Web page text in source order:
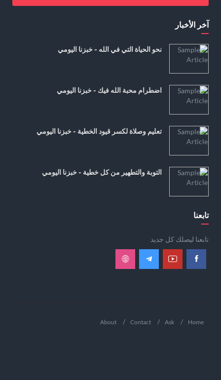
آخر الأخبار
نحو الحياة التي في الله - خبزنا اليومي
اضطرام محبة الله فيك - خبزنا اليومي
تعليم وصلاة لكسر قيود الخطية - خبزنا اليومي
التوبة والتطهير من كل خطية - خبزنا اليومي
تابعنا
تابعنا ليصلك كل جديد
Home
Ask
Contact
About